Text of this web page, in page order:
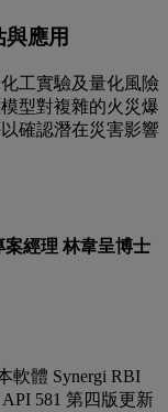
應用
工實驗及量化風險
型對複雜的火災爆
確認潛在災害影響
經理 林韋呈博士
軟體 Synergi RBI
581 第四版更新